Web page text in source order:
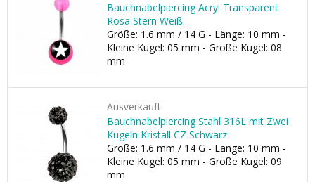
Bauchnabelpiercing Acryl Transparent
Rosa Stern Weiß
Größe: 1.6 mm / 14 G - Länge: 10 mm -
Kleine Kugel: 05 mm - Große Kugel: 08
mm
Ausverkauft
Bauchnabelpiercing Stahl 316L mit Zwei
Kugeln Kristall CZ Schwarz
Größe: 1.6 mm / 14 G - Länge: 10 mm -
Kleine Kugel: 05 mm - Große Kugel: 09
mm